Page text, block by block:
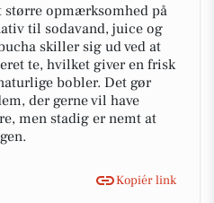
opmærksomhed på
til sodavand, juice og
skiller sig ud ved at
te, hvilket giver en frisk
bobler. Det gør
der gerne vil have
men stadig er nemt at
Kopiér link